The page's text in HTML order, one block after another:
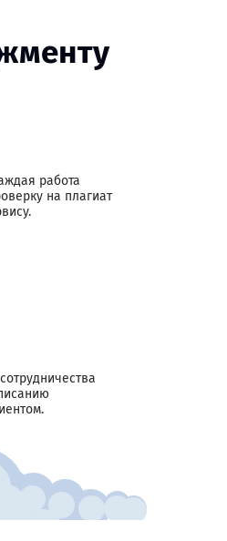
работа
на плагиат